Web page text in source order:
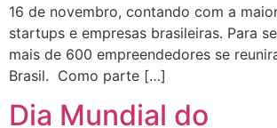
16 de novembro, contando com a
startups e empresas brasileiras. Para
mais de 600 empreendedores se
Brasil. Como parte […]
Dia Mundial do